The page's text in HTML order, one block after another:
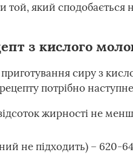
той, який сподобається
з кислого
сиру з
потрібно
жирності не
не підходить) – 620-